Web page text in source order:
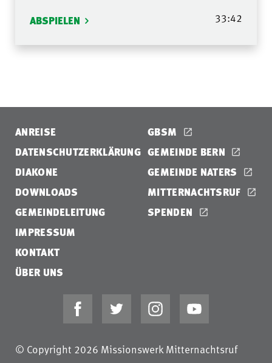
ABSPIELEN 33:42
ANREISE
DATENSCHUTZERKLÄRUNG
DIAKONE
DOWNLOADS
GEMEINDELEITUNG
IMPRESSUM
KONTAKT
ÜBER UNS
GBSM
GEMEINDE BERN
GEMEINDE NATERS
MITTERNACHTSRUF
SPENDEN
© Copyright 2026 Missionswerk Mitternachtsruf